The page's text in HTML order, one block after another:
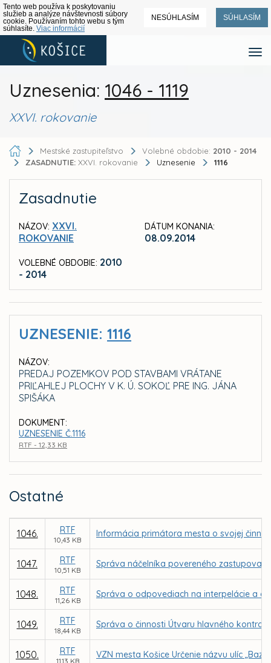
Tento web používa k poskytovaniu
služieb a analýze návštevnosti súbory
cookie. Používaním tohto webu s tým
súhlasíte. Viac informácií
NESÚHLASÍM SÚHLASÍM
Uznesenia: 1046 - 1119
XXVI. rokovanie
Mestské zastupiteľstvo Volebné obdobie: 2010 - 2014
ZASADNUTIE: XXVI. rokovanie Uznesenie 1116
Zasadnutie
NÁZOV: XXVI.
ROKOVANIE
VOLEBNÉ OBDOBIE: 2010
- 2014
DÁTUM KONANIA:
08.09.2014
UZNESENIE: 1116
NÁZOV:
PREDAJ POZEMKOV POD STAVBAMI VRÁTANE
PRIĽAHLEJ PLOCHY V K. Ú. SOKOĽ PRE ING. JÁNA
SPIŠÁKA
DOKUMENT:
UZNESENIE Č.1116
RTF - 12,33 KB
Ostatné
1046. RTF
10,43 KB
Informácia primátora mesta o svojej
1047. RTF
10,51 KB
Správa náčelníka povereného
1048. RTF
11,26 KB
Správa o odpovediach na interpelácie a
1049. RTF
18,44 KB
Správa o činnosti Útvaru hlavného
1050. RTF
11,13 KB
VZN mesta Košice Určenie názvu ulíc